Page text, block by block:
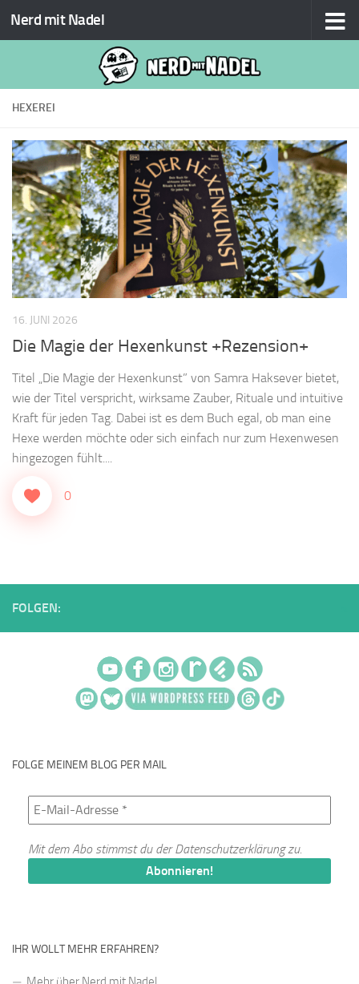
Zum Inhalt springen
Nerd mit Nadel
HEXEREI
16. JUNI 2026
Die Magie der Hexenkunst +Rezension+
Titel „Die Magie der Hexenkunst” von Samra Haksever bietet,
wie der Titel verspricht, wirksame Zauber, Rituale und intuitive
Kraft für jeden Tag. Dabei ist es dem Buch egal, ob man eine
Hexe werden möchte oder sich einfach nur zum Hexenwesen
hingezogen fühlt....
0
FOLGEN:
FOLGE MEINEM BLOG PER MAIL
Mit dem Abo stimmst du derDatenschutzerklärungzu.
IHR WOLLT MEHR ERFAHREN?